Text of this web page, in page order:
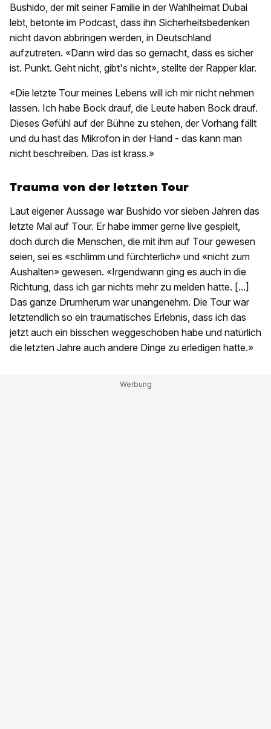
Bushido, der mit seiner Familie in der Wahlheimat Dubai
lebt, betonte im Podcast, dass ihn Sicherheitsbedenken
nicht davon abbringen werden, in Deutschland
aufzutreten. «Dann wird das so gemacht, dass es sicher
ist. Punkt. Geht nicht, gibt's nicht», stellte der Rapper klar.
«Die letzte Tour meines Lebens will ich mir nicht nehmen
lassen. Ich habe Bock drauf, die Leute haben Bock drauf.
Dieses Gefühl auf der Bühne zu stehen, der Vorhang fällt
und du hast das Mikrofon in der Hand - das kann man
nicht beschreiben. Das ist krass.»
Trauma von der letzten Tour
Laut eigener Aussage war Bushido vor sieben Jahren das
letzte Mal auf Tour. Er habe immer gerne live gespielt,
doch durch die Menschen, die mit ihm auf Tour gewesen
seien, sei es «schlimm und fürchterlich» und «nicht zum
Aushalten» gewesen. «Irgendwann ging es auch in die
Richtung, dass ich gar nichts mehr zu melden hatte. [...]
Das ganze Drumherum war unangenehm. Die Tour war
letztendlich so ein traumatisches Erlebnis, dass ich das
jetzt auch ein bisschen weggeschoben habe und natürlich
die letzten Jahre auch andere Dinge zu erledigen hatte.»